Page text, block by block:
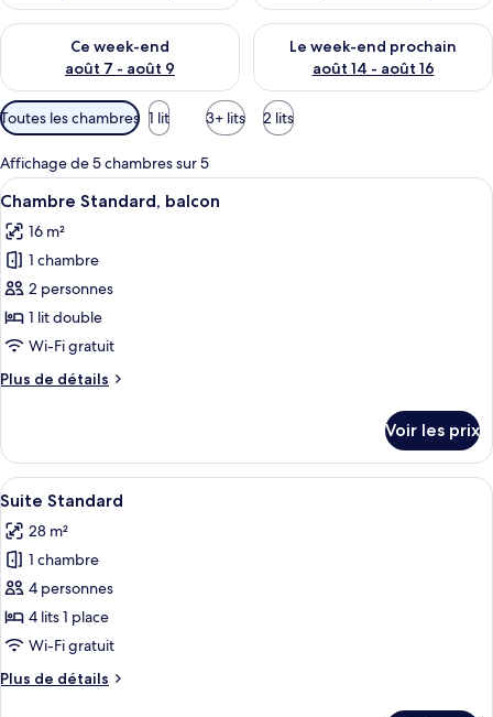
Ce week-end
août 7 - août 9
Vérifier la disponibilité pour ce week-end août 7 - août 9
Le week-end prochain
août 14 - août 16
Vérifier la disponibilité pour
Filtres
disponibles
pour
les
chambres
Toutes les chambres 1 lit 3+ lits 2 lits
Affichage de 5 chambres sur 5
Afficher
toutes
les
photos
pour
ce
type
chambre :
balcon
Un lit double avec une tête de lit en
14
Chambre Standard, balcon
16 m²
1 chambre
2 personnes
1 lit double
Wi-Fi gratuit
Plus de détails
Plus
le
type
de
Chambre
Standard,
balcon
Voir les prix
Afficher
toutes
les
photos
pour
ce
type
chambre :
Un lit double avec un cadre en bois
15
Suite Standard
28 m²
1 chambre
4 personnes
4 lits 1 place
Wi-Fi gratuit
Plus de détails
Plus